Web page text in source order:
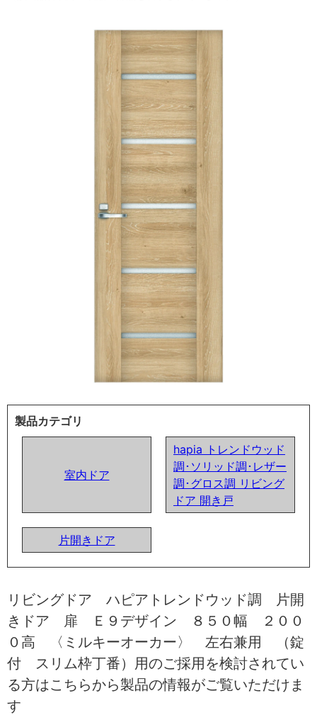
製品カテゴリ
室内ドア
hapia トレンドウッド
調･ソリッド調･レザー
調･グロス調 リビング
ドア 開き戸
片開きドア
リビングドア ハピアトレンドウッド調 片開
きドア 扉 Ｅ９デザイン ８５０幅 ２００
０高 〈ミルキーオーカー〉 左右兼用 （錠
付 スリム枠丁番）用のご採用を検討されてい
る方はこちらから製品の情報がご覧いただけま
す